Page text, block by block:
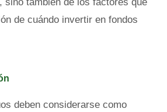
de cuándo invertir en fondos
deben considerarse como